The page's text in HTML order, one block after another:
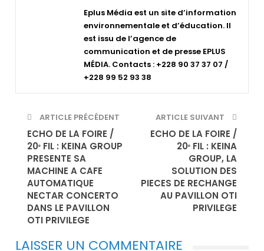
Eplus Média est un site d’information
environnementale et d’éducation. Il
est issu de l’agence de
communication et de presse EPLUS
MÉDIA. Contacts : +228 90 37 37 07 /
+228 99 52 93 38
ARTICLE PRÉCÉDENT
ECHO DE LA FOIRE /
20ᵉ FIL : KEINA GROUP
PRESENTE SA
MACHINE A CAFE
AUTOMATIQUE
NECTAR CONCERTO
DANS LE PAVILLON
OTI PRIVILEGE
ARTICLE SUIVANT
ECHO DE LA FOIRE /
20ᵉ FIL : KEINA
GROUP, LA
SOLUTION DES
PIECES DE RECHANGE
AU PAVILLON OTI
PRIVILEGE
LAISSER UN COMMENTAIRE